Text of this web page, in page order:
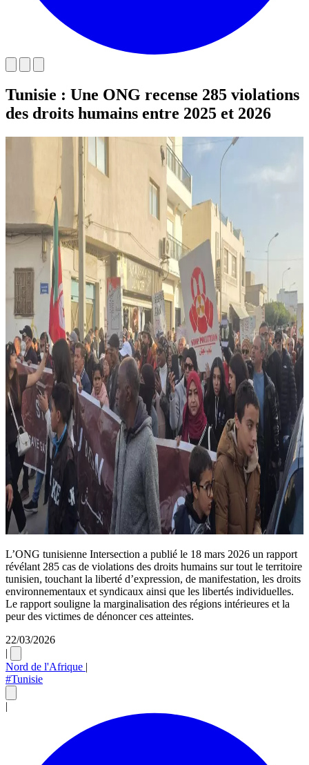
Tunisie : Une ONG recense 285 violations
des droits humains entre 2025 et 2026
L’ONG tunisienne Intersection a publié le 18 mars 2026 un rapport
révélant 285 cas de violations des droits humains sur tout le territoire
tunisien, touchant la liberté d’expression, de manifestation, les droits
environnementaux et syndicaux ainsi que les libertés individuelles.
Le rapport souligne la marginalisation des régions intérieures et la
peur des victimes de dénoncer ces atteintes.
22/03/2026
|
Nord de l'Afrique |
#Tunisie
|